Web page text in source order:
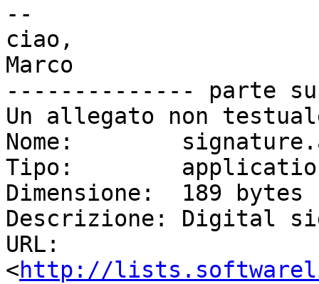
--
ciao,
Marco
-------------- parte
Un allegato non
Nome:
Tipo:
Dimensione:  189 bytes
Descrizione: Digital
URL:
<http://